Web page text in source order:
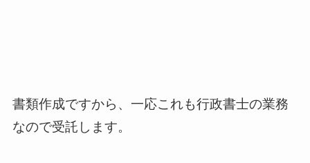
書類作成ですから、一応これも行政書士の業務
なので受託します。